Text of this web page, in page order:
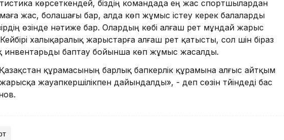
көрсеткендей, біздің командада ең жас спортшылардан
жас, болашағы бар, алда көп жұмыс істеу керек балаларды
өзінде нәтиже бар. Олардың көбі алғаш рет мұндай жарыс
халықаралық жарыстарға алғаш рет қатысты, сол үшін біраз
инвентарьды баптау бойынша көп жұмыс жасалды.
құрамасының барлық бапкерлік құрамына алғыс айтқым
жауапкершілікпен дайындалды», - деп сөзін түйіндеді бас